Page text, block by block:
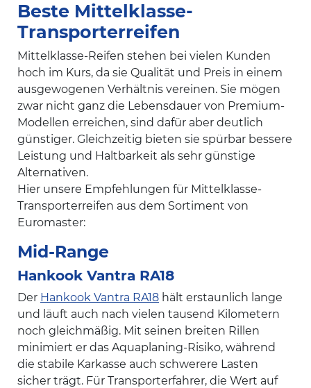
Beste Mittelklasse-
Transporterreifen
Mittelklasse-Reifen stehen bei vielen Kunden
hoch im Kurs, da sie Qualität und Preis in einem
ausgewogenen Verhältnis vereinen. Sie mögen
zwar nicht ganz die Lebensdauer von Premium-
Modellen erreichen, sind dafür aber deutlich
günstiger. Gleichzeitig bieten sie spürbar bessere
Leistung und Haltbarkeit als sehr günstige
Alternativen.
Hier unsere Empfehlungen für Mittelklasse-
Transporterreifen aus dem Sortiment von
Euromaster:
Mid-Range
Hankook Vantra RA18
Der Hankook Vantra RA18 hält erstaunlich lange
und läuft auch nach vielen tausend Kilometern
noch gleichmäßig. Mit seinen breiten Rillen
minimiert er das Aquaplaning-Risiko, während
die stabile Karkasse auch schwerere Lasten
sicher trägt. Für Transporterfahrer, die Wert auf